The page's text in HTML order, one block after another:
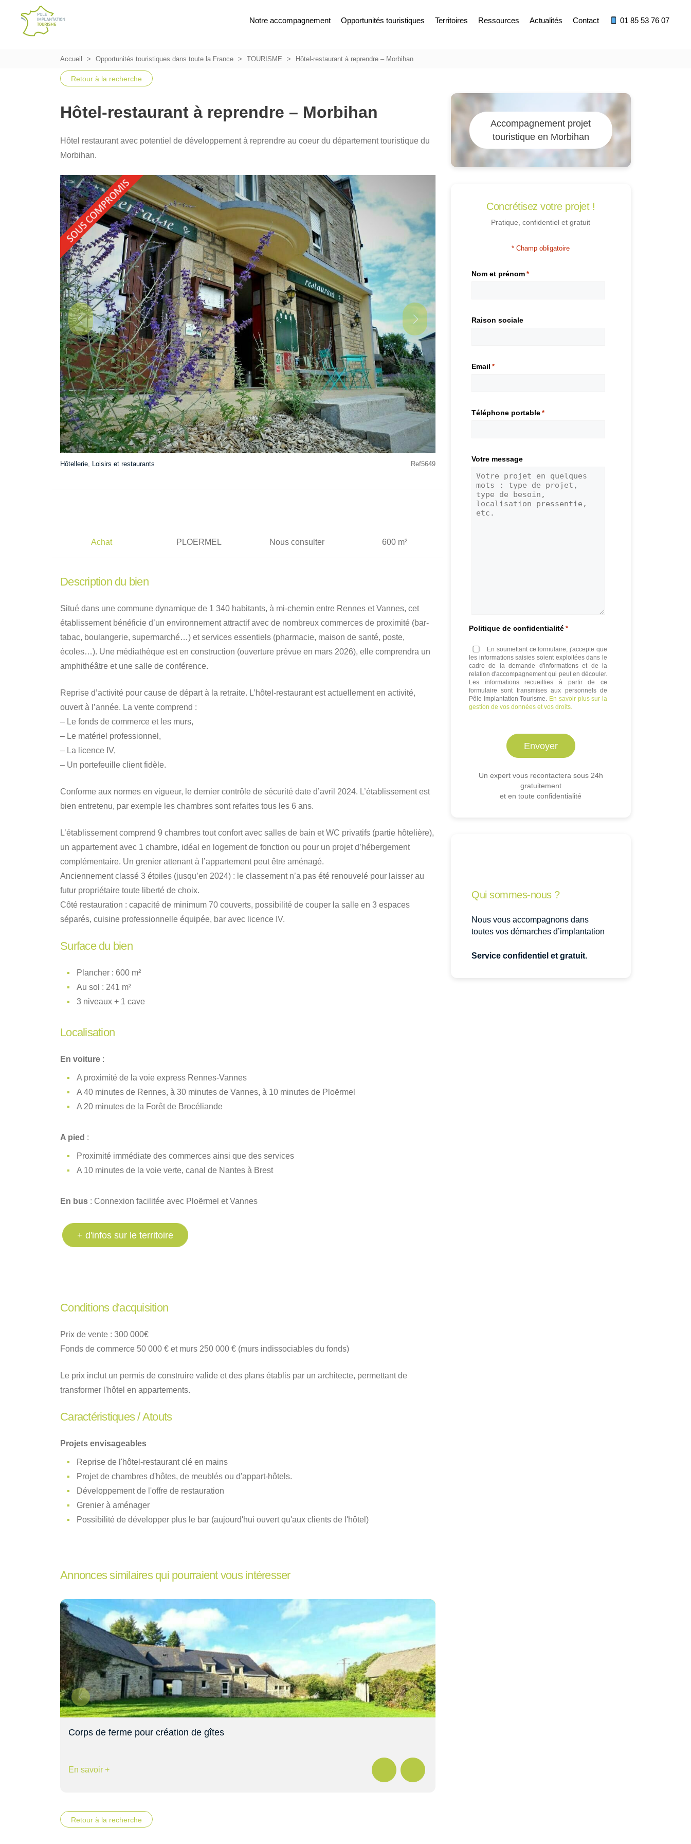
Notre accompagnement Opportunités touristiques Territoires Ressources Actualités Contact 01 85 53 76 07
Accueil Opportunités touristiques dans toute la France TOURISME Hôtel-restaurant à reprendre – Morbihan
Retour à la recherche
Hôtel-restaurant à reprendre – Morbihan
Hôtel restaurant avec potentiel de développement à reprendre au coeur du département touristique du
Morbihan.
Hôtellerie, Loisirs et restaurants Ref5649
Achat PLOERMEL Nous consulter 600 m²
Description du bien
Situé dans une commune dynamique de 1 340 habitants, à mi-chemin entre Rennes et Vannes, cet
établissement bénéficie d’un environnement attractif avec de nombreux commerces de proximité (bar-
tabac, boulangerie, supermarché…) et services essentiels (pharmacie, maison de santé, poste,
écoles…). Une médiathèque est en construction (ouverture prévue en mars 2026), elle comprendra un
amphithéâtre et une salle de conférence.
Reprise d’activité pour cause de départ à la retraite. L’hôtel-restaurant est actuellement en activité,
ouvert à l’année. La vente comprend :
– Le fonds de commerce et les murs,
– Le matériel professionnel,
– La licence IV,
– Un portefeuille client fidèle.
Conforme aux normes en vigueur, le dernier contrôle de sécurité date d’avril 2024. L’établissement est
bien entretenu, par exemple les chambres sont refaites tous les 6 ans.
L’établissement comprend 9 chambres tout confort avec salles de bain et WC privatifs (partie hôtelière),
un appartement avec 1 chambre, idéal en logement de fonction ou pour un projet d’hébergement
complémentaire. Un grenier attenant à l’appartement peut être aménagé.
Anciennement classé 3 étoiles (jusqu’en 2024) : le classement n’a pas été renouvelé pour laisser au
futur propriétaire toute liberté de choix.
Côté restauration : capacité de minimum 70 couverts, possibilité de couper la salle en 3 espaces
séparés, cuisine professionnelle équipée, bar avec licence IV.
Surface du bien
Plancher : 600 m²
Au sol : 241 m²
3 niveaux + 1 cave
Localisation
En voiture :
A proximité de la voie express Rennes-Vannes
A 40 minutes de Rennes, à 30 minutes de Vannes, à 10 minutes de Ploërmel
A 20 minutes de la Forêt de Brocéliande
A pied :
Proximité immédiate des commerces ainsi que des services
A 10 minutes de la voie verte, canal de Nantes à Brest
En bus : Connexion facilitée avec Ploërmel et Vannes
+ d'infos sur le territoire
Conditions d'acquisition
Prix de vente : 300 000€
Fonds de commerce 50 000 € et murs 250 000 € (murs indissociables du fonds)
Le prix inclut un permis de construire valide et des plans établis par un architecte, permettant de
transformer l'hôtel en appartements.
Caractéristiques / Atouts
Projets envisageables
Reprise de l'hôtel-restaurant clé en mains
Projet de chambres d'hôtes, de meublés ou d'appart-hôtels.
Développement de l'offre de restauration
Grenier à aménager
Possibilité de développer plus le bar (aujourd'hui ouvert qu'aux clients de l'hôtel)
Annonces similaires qui pourraient vous intéresser
Corps de ferme pour création de gîtes
En savoir +
Retour à la recherche
Accompagnement projet
touristique en Morbihan
Concrétisez votre projet !
Pratique, confidentiel et gratuit
* Champ obligatoire
Nom et prénom *
Raison sociale
Email *
Téléphone portable *
Votre message
Politique de confidentialité *
En soumettant ce formulaire, j'accepte que
les informations saisies soient exploitées dans le
cadre de la demande d'informations et de la
relation d'accompagnement qui peut en découler.
Les informations recueillies à partir de ce
formulaire sont transmises aux personnels de
Pôle Implantation Tourisme. En savoir plus sur la
gestion de vos données et vos droits.
Un expert vous recontactera sous 24h
gratuitement
et en toute confidentialité
Qui sommes-nous ?
Nous vous accompagnons dans
toutes vos démarches d’implantation
Service confidentiel et gratuit.